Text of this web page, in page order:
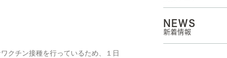
クチン接種を行っているため、１日
NEWS
新着情報